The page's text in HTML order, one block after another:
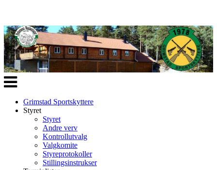
Veksle
navigasjon
Grimstad Sportskyttere
Styret
Styret
Andre verv
Kontrollutvalg
Valgkomite
Styreprotokoller
Stillingsinstrukser